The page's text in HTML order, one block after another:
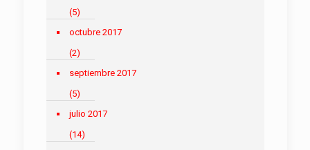
(5)
octubre 2017
(2)
septiembre 2017
(5)
julio 2017
(14)